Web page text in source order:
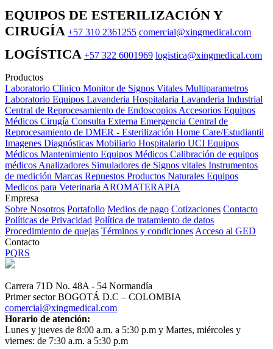
EQUIPOS DE ESTERILIZACIÓN Y
CIRUGÍA +57 310 2361255 comercial@xingmedical.com
LOGÍSTICA +57 322 6001969 logistica@xingmedical.com
Productos
Laboratorio Clinico Monitor de Signos Vitales Multiparametros
Laboratorio Equipos Lavanderia Hospitalaria Lavanderia Industrial
Central de Reprocesamiento de Endoscopios Accesorios Equipos
Médicos Cirugía Consulta Externa Emergencia Central de
Reprocesamiento de DMER - Esterilización Home Care/Estudiantil
Imagenes Diagnósticas Mobiliario Hospitalario UCI Equipos
Médicos Mantenimiento Equipos Médicos Calibración de equipos
médicos Analizadores Simuladores de Signos vitales Instrumentos
de medición Marcas Repuestos Productos Naturales Equipos
Medicos para Veterinaria AROMATERAPIA
Empresa
Sobre Nosotros Portafolio Medios de pago Cotizaciones Contacto
Políticas de Privacidad Política de tratamiento de datos
Procedimiento de quejas Términos y condiciones Acceso al GED
Contacto
PQRS
Carrera 71D No. 48A - 54 Normandía
Primer sector BOGOTÁ D.C – COLOMBIA
comercial@xingmedical.com
Horario de atención:
Lunes y jueves de 8:00 a.m. a 5:30 p.m y Martes, miércoles y
viernes: de 7:30 a.m. a 5:30 p.m